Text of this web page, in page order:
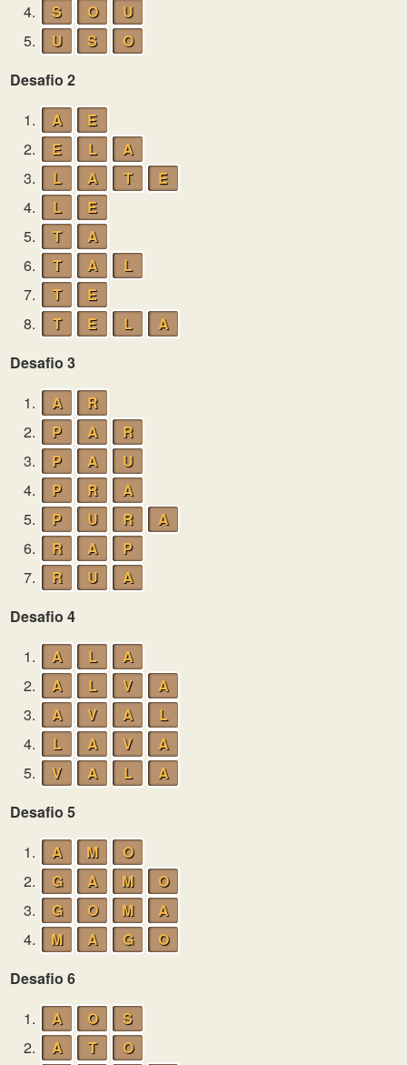
4.
S O
U
5.
U S
O
Desafio 2
1.
A
E
2.
E L
A
3.
L A T
E
4.
L
E
5.
T
A
6.
T A
L
7.
T
E
8.
T E L
A
Desafio 3
1.
A
R
2.
P A
R
3.
P A
U
4.
P R
A
5.
P U R
A
6.
R A
P
7.
R U
A
Desafio 4
1.
A L
A
2.
A L V
A
3.
A V A
L
4.
L A V
A
5.
V A L
A
Desafio 5
1.
A M
O
2.
G A M
O
3.
G O M
A
4.
M A G
O
Desafio 6
1.
A O
S
2.
A T
O